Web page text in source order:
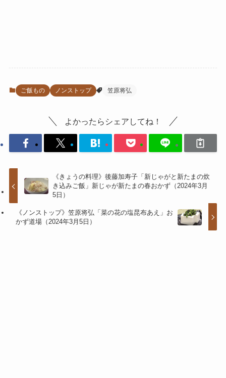
ご飯もの ノンストップ 笠原将弘
よかったらシェアしてね！
《きょうの料理》後藤加寿子「新じゃがと新たまの炊
き込みご飯」新じゃが新たまの春おかず（2024年3月
5日）
《ノンストップ》笠原将弘「菜の花の塩昆布あえ」お
かず道場（2024年3月5日）